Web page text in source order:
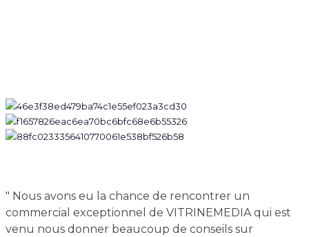
" Nous avons eu la chance de rencontrer un
commercial exceptionnel de VITRINEMEDIA qui est
venu nous donner beaucoup de conseils sur